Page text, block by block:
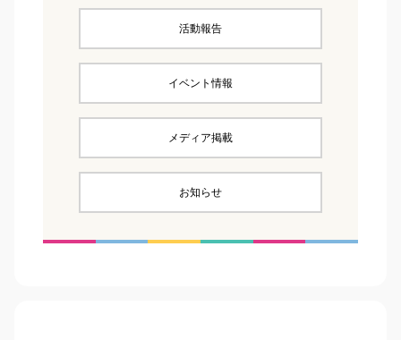
活動報告
イベント情報
メディア掲載
お知らせ